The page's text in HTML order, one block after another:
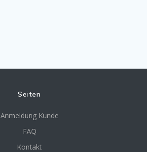
Seiten
Anmeldung Kunde
FAQ
Kontakt